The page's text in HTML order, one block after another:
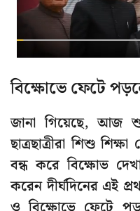
বিক্ষোভে ফেটে
জানা গিয়েছে, আজ
ছাত্রছাত্রীরা শিশু
বন্ধ করে বিক্ষোভ
করেন দীর্ঘদিনের এই